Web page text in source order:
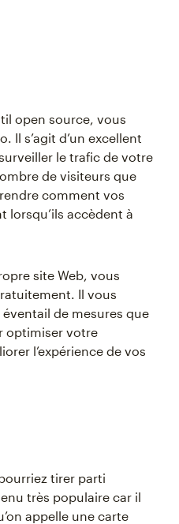
open source, vous
Il s’agit d’un excellent
le trafic de votre
de visiteurs que
comment vos
lorsqu’ils accèdent à
site Web, vous
Il vous
de mesures que
optimiser votre
l’expérience de vos
tirer parti
très populaire car il
appelle une carte